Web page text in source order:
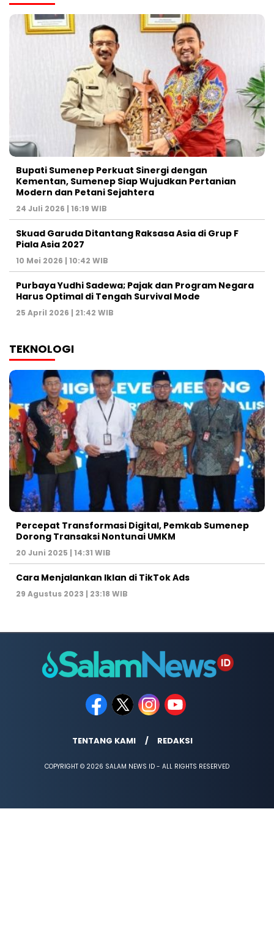
Bupati Sumenep Perkuat Sinergi dengan
Kementan, Sumenep Siap Wujudkan Pertanian
Modern dan Petani Sejahtera
24 Juli 2026 | 16:19 WIB
Skuad Garuda Ditantang Raksasa Asia di Grup F
Piala Asia 2027
10 Mei 2026 | 10:42 WIB
Purbaya Yudhi Sadewa; Pajak dan Program Negara
Harus Optimal di Tengah Survival Mode
25 April 2026 | 21:42 WIB
TEKNOLOGI
Percepat Transformasi Digital, Pemkab Sumenep
Dorong Transaksi Nontunai UMKM
20 Juni 2025 | 14:31 WIB
Cara Menjalankan Iklan di TikTok Ads
29 Agustus 2023 | 23:18 WIB
TENTANG KAMI REDAKSI
COPYRIGHT © 2026 SALAM NEWS ID - ALL RIGHTS RESERVED